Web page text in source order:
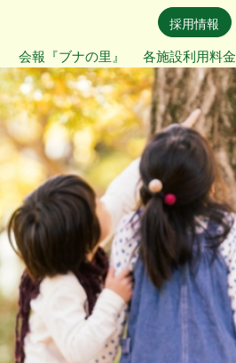
採用情報
会報『ブナの里』 各施設利用料金